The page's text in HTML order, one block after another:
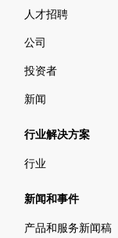
人才招聘
公司
投资者
新闻
行业解决方案
行业
新闻和事件
产品和服务新闻稿